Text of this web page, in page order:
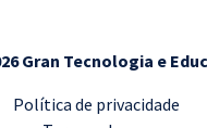
Gran Tecnologia e
Política de privacidade